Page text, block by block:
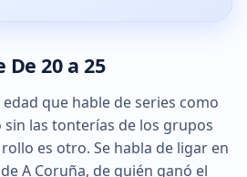
20 a 25
que hable de series como
sin las tonterías de los grupos
es otro. Se habla de ligar en
A Coruña, de quién ganó el